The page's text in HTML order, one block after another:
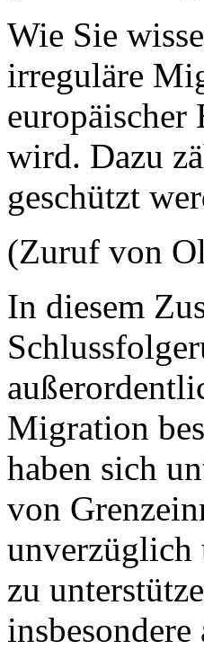
Wie Sie
irreguläre
europäischer
wird. Dazu
geschützt
(Zuruf von
In diesem
Migration
haben sich
von
unverzüglich
zu